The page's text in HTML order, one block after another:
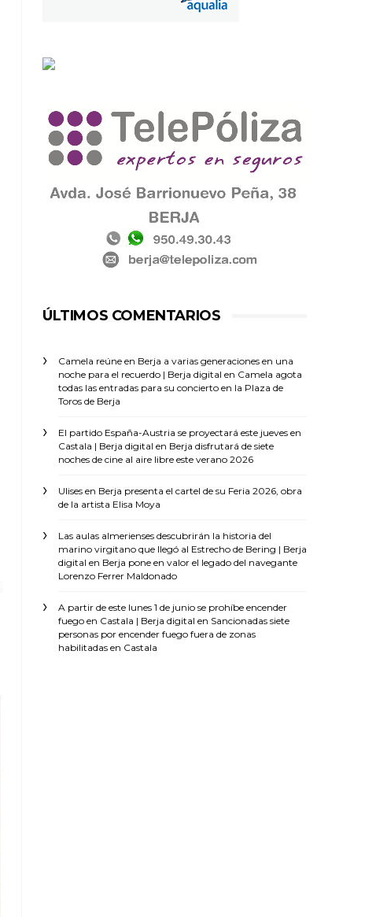
ÚLTIMOS COMENTARIOS
Camela reúne en Berja a varias generaciones en una
noche para el recuerdo | Berja digital en Camela agota
todas las entradas para su concierto en la Plaza de
Toros de Berja
El partido España-Austria se proyectará este jueves en
Castala | Berja digital en Berja disfrutará de siete
noches de cine al aire libre este verano 2026
Ulises en Berja presenta el cartel de su Feria 2026, obra
de la artista Elisa Moya
Las aulas almerienses descubrirán la historia del
marino virgitano que llegó al Estrecho de Bering | Berja
digital en Berja pone en valor el legado del navegante
Lorenzo Ferrer Maldonado
A partir de este lunes 1 de junio se prohíbe encender
fuego en Castala | Berja digital en Sancionadas siete
personas por encender fuego fuera de zonas
habilitadas en Castala